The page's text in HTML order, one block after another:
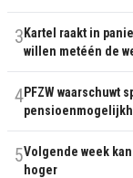
3 Kartel raakt in
willen metéén de
4PFZW
5Volgende week
hoger